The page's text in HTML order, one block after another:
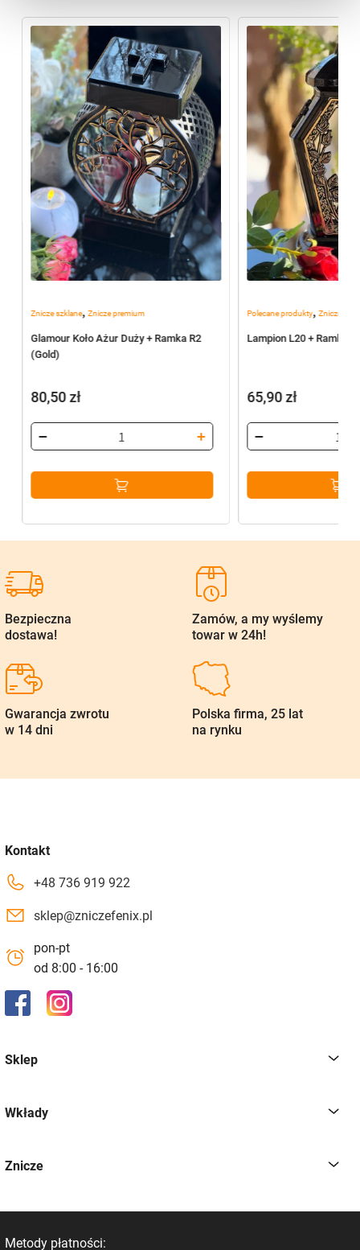
Znicze szklane, Znicze premium
Glamour Koło Ażur Duży + Ramka R2
(Gold)
80,50zł
Polecane produkty,Znicze
Lampion L20 + Ramka
65,90zł
Bezpieczna
dostawa!
Zamów, a my wyślemy
towar w 24h!
Gwarancja zwrotu
w 14 dni
Polska firma, 25 lat
na rynku
Kontakt
+48 736 919 922
sklep@zniczefenix.pl
pon-pt
od 8:00 - 16:00
Sklep
Wkłady
Znicze
Metody płatności: